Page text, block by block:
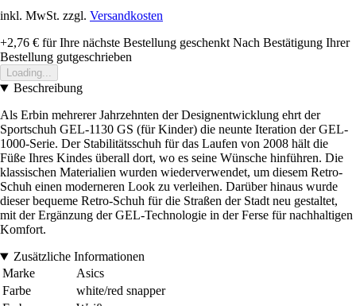
inkl. MwSt. zzgl. Versandkosten
+2,76 € für Ihre nächste Bestellung geschenkt Nach Bestätigung Ihrer
Bestellung gutgeschrieben
Loading...
Beschreibung
Als Erbin mehrerer Jahrzehnten der Designentwicklung ehrt der
Sportschuh GEL-1130 GS (für Kinder) die neunte Iteration der GEL-
1000-Serie. Der Stabilitätsschuh für das Laufen von 2008 hält die
Füße Ihres Kindes überall dort, wo es seine Wünsche hinführen. Die
klassischen Materialien wurden wiederverwendet, um diesem Retro-
Schuh einen moderneren Look zu verleihen. Darüber hinaus wurde
dieser bequeme Retro-Schuh für die Straßen der Stadt neu gestaltet,
mit der Ergänzung der GEL-Technologie in der Ferse für nachhaltigen
Komfort.
Zusätzliche Informationen
Marke
Asics
Farbe
white/red snapper